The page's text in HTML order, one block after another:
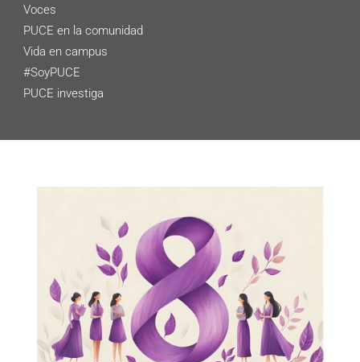
Voces
PUCE en la comunidad
Vida en campus
#SoyPUCE
PUCE investiga